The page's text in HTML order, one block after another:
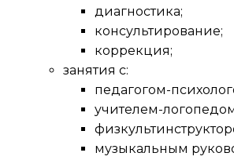
диагностика;
консультирование;
коррекция;
занятия с:
педагогом-
учителем-
музыкальным